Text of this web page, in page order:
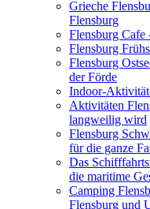
Grieche
Flensburg
Flensburg Cafe
Flensburg
Flensburg
der Förde
Indoor-
Aktivitäten
langweilig wird
Flensburg
für die ganze
Das
die maritime
Camping
Flensburg und